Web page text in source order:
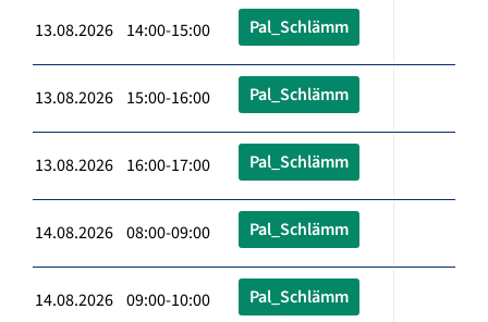
13.08.2026 14:00-15:00 Pal_Schlämm
13.08.2026 15:00-16:00 Pal_Schlämm
13.08.2026 16:00-17:00 Pal_Schlämm
14.08.2026 08:00-09:00 Pal_Schlämm
14.08.2026 09:00-10:00 Pal_Schlämm